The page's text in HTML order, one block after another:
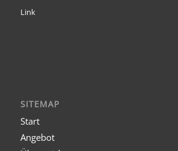
Link
SITEMAP
Start
Angebot